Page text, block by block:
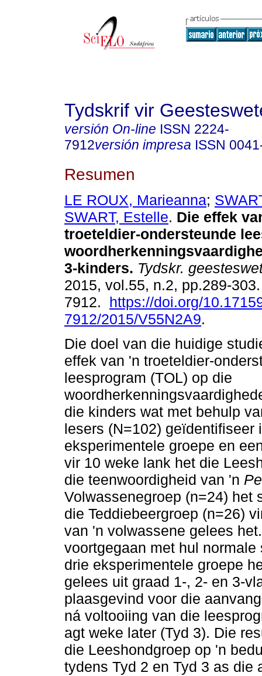
Tydskrif vir
versión On-line ISSN 2224-
7912versión impresa ISSN
Resumen
LE ROUX, Marieanna;
SWART, Estelle. Die effek
troeteldier-ondersteunde
3-kinders. Tydskr.
2015, vol.55, n.2, pp.289-
7912. https://doi.org/
7912/2015/V55N2A9.
Die doel van die huidige
effek van 'n troeteldier-
leesprogram (TOL) op die
die kinders wat met behulp
lesers (N=102)
eksperimentele groepe en
vir 10 weke lank het die
die teenwoordigheid van 'n
Volwassenegroep (n=24) het
die Teddiebeergroep (n=26)
van 'n volwassene gelees
voortgegaan met hul
drie eksperimentele groepe
gelees uit graad 1-, 2- en 3-
plaasgevind voor die
ná voltooiing van die
agt weke later (Tyd 3). Die
die Leeshondgroep op 'n
tydens Tyd 2 en Tyd 3 as die